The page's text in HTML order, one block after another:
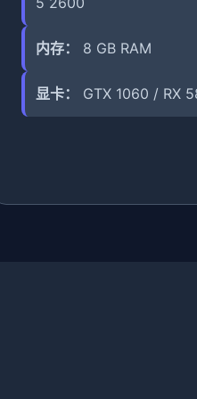
内存： 8 GB RAM
显卡： GTX 1060 / RX